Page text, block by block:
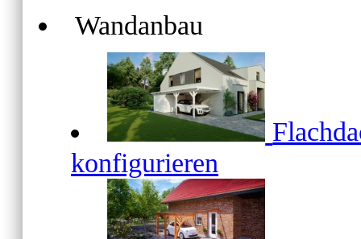
Wandanbau
konfigurieren